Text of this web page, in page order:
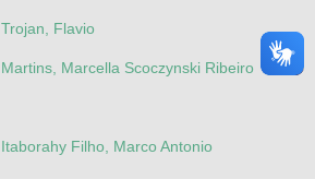
Trojan, Flavio
Martins, Marcella Scoczynski Ribeiro
Itaborahy Filho, Marco Antonio